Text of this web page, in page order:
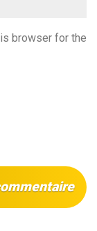
browser for the